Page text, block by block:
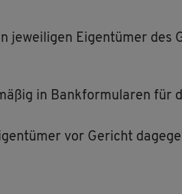
Ei­gen­tü­mer des
in Bank­for­mu­la­ren für
vor Ge­richt